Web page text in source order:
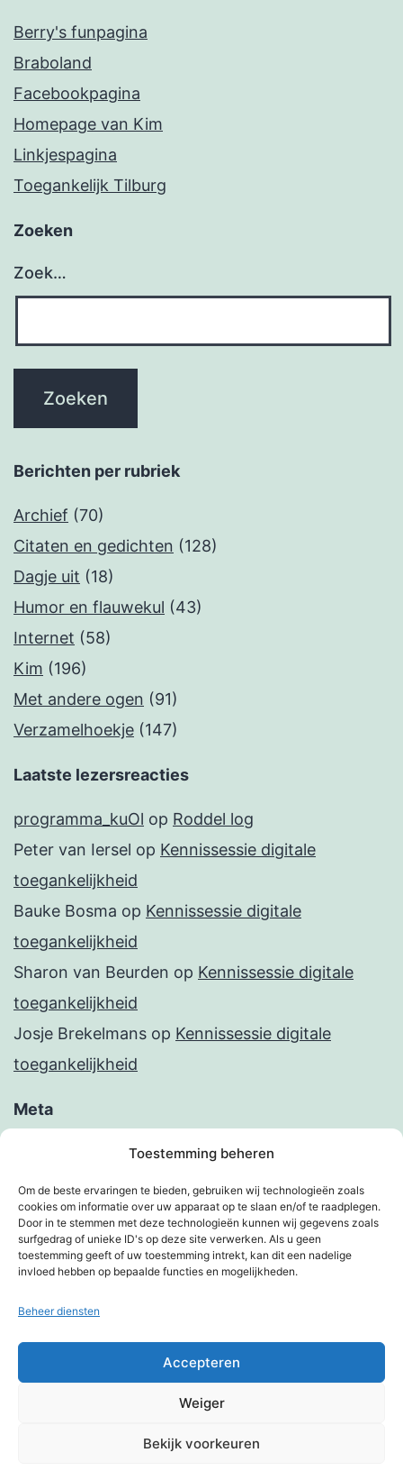
Toestemming beheren
Om de beste ervaringen te bieden, gebruiken wij technologieën zoals
cookies om informatie over uw apparaat op te slaan en/of te raadplegen.
Door in te stemmen met deze technologieën kunnen wij gegevens zoals
surfgedrag of unieke ID's op deze site verwerken. Als u geen
toestemming geeft of uw toestemming intrekt, kan dit een nadelige
invloed hebben op bepaalde functies en mogelijkheden.
Beheer diensten
Accepteren
Weiger
Bekijk voorkeuren
Berry's funpagina
Braboland
Facebookpagina
Homepage van Kim
Linkjespagina
Toegankelijk Tilburg
Zoeken
Zoek…
Berichten per rubriek
Archief (70)
Citaten en gedichten (128)
Dagje uit (18)
Humor en flauwekul (43)
Internet (58)
Kim (196)
Met andere ogen (91)
Verzamelhoekje (147)
Laatste lezersreacties
programma_kuOl op Roddel log
Peter van Iersel op Kennissessie digitale
toegankelijkheid
Bauke Bosma op Kennissessie digitale
toegankelijkheid
Sharon van Beurden op Kennissessie digitale
toegankelijkheid
Josje Brekelmans op Kennissessie digitale
toegankelijkheid
Meta
Berichten feed
Reacties feed
WordPress.org
KIMBERVIETJES
Met trots aangedreven doorWordPress